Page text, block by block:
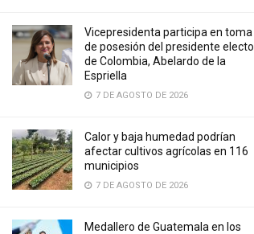
Vicepresidenta participa en toma
de posesión del presidente electo
de Colombia, Abelardo de la
Espriella
7 DE AGOSTO DE 2026
Calor y baja humedad podrían
afectar cultivos agrícolas en 116
municipios
7 DE AGOSTO DE 2026
Medallero de Guatemala en los